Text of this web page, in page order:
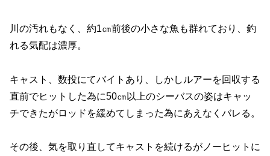
川の汚れもなく、約1㎝前後の小さな魚も群れており、釣
れる気配は濃厚。
キャスト、数投にてバイトあり、しかしルアーを回収する
直前でヒットした為に50㎝以上のシーバスの姿はキャッ
チできたがロッドを緩めてしまった為にあえなくバレる。
その後、気を取り直してキャストを続けるがノーヒットに